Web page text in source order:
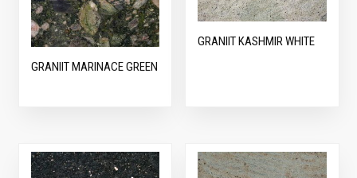
GRANIIT MARINACE GREEN
GRANIIT KASHMIR WHITE